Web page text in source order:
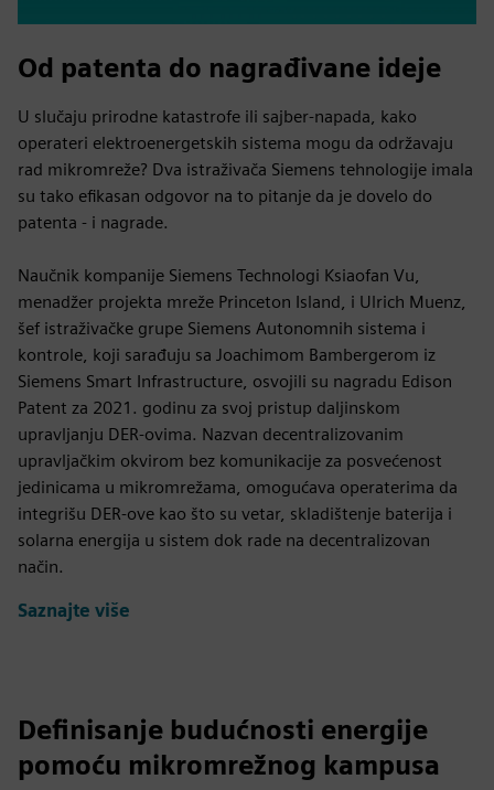
Od patenta do nagrađivane ideje
U slučaju prirodne katastrofe ili sajber-napada, kako
operateri elektroenergetskih sistema mogu da održavaju
rad mikromreže? Dva istraživača Siemens tehnologije imala
su tako efikasan odgovor na to pitanje da je dovelo do
patenta - i nagrade.
Naučnik kompanije Siemens Technologi Ksiaofan Vu,
menadžer projekta mreže Princeton Island, i Ulrich Muenz,
šef istraživačke grupe Siemens Autonomnih sistema i
kontrole, koji sarađuju sa Joachimom Bambergerom iz
Siemens Smart Infrastructure, osvojili su nagradu Edison
Patent za 2021. godinu za svoj pristup daljinskom
upravljanju DER-ovima. Nazvan decentralizovanim
upravljačkim okvirom bez komunikacije za posvećenost
jedinicama u mikromrežama, omogućava operaterima da
integrišu DER-ove kao što su vetar, skladištenje baterija i
solarna energija u sistem dok rade na decentralizovan
način.
Saznajte više
Definisanje budućnosti energije
pomoću mikromrežnog kampusa